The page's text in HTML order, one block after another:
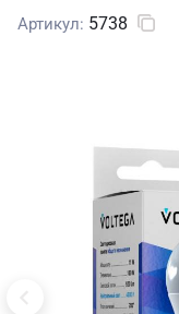
Артикул: 5738